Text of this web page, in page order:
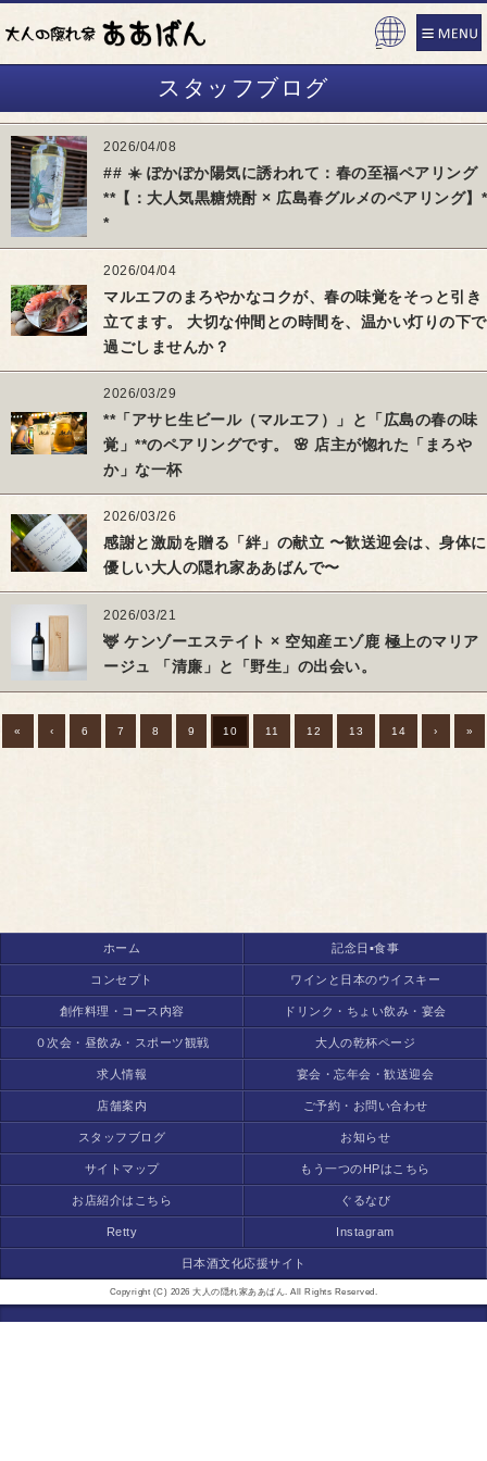
Pow
スタッフブログ
2026/04/08
## ☀️ ぽかぽか陽気に誘われて：春の至福ペアリング
**【：大人気黒糖焼酎 × 広島春グルメのペアリング】*
*
2026/04/04
マルエフのまろやかなコクが、春の味覚をそっと引き
立てます。 大切な仲間との時間を、温かい灯りの下で
過ごしませんか？
2026/03/29
**「アサヒ生ビール（マルエフ）」と「広島の春の味
覚」**のペアリングです。 ​🌸 店主が惚れた「まろや
か」な一杯
2026/03/26
感謝と激励を贈る「絆」の献立 〜歓送迎会は、身体に
優しい大人の隠れ家ああばんで〜
2026/03/21
🦌 ケンゾーエステイト × 空知産エゾ鹿 極上のマリア
ージュ 「清廉」と「野生」の出会い。
« ‹ 6 7 8 9 10 11 12 13 14 › »
ホーム 記念日▪食事
コンセプト ワインと日本のウイスキー
創作料理・コース内容 ドリンク・ちょい飲み・宴会
０次会・昼飲み・スポーツ観戦 大人の乾杯ページ
求人情報 宴会・忘年会・歓送迎会
店舗案内 ご予約・お問い合わせ
スタッフブログ お知らせ
サイトマップ もう一つのHPはこちら
お店紹介はこちら ぐるなび
Retty Instagram
日本酒文化応援サイト
Copyright (C) 2026 大人の隠れ家ああばん. All Rights Reserved.